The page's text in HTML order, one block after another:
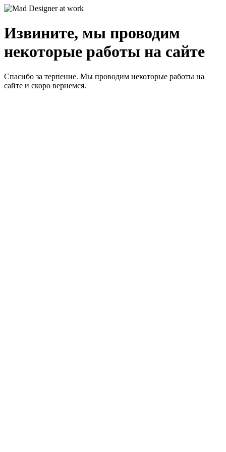
Извините, мы проводим
некоторые работы на сайте
Спасибо за терпение. Мы проводим некоторые работы на
сайте и скоро вернемся.